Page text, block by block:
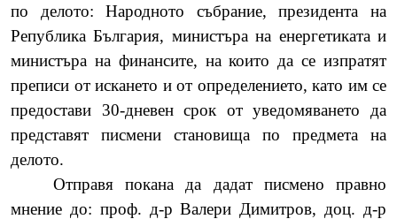
по делото: Народното събрание, президента на
Република България, министъра на енергетиката и
министъра на финансите, на които да се изпратят
преписи от искането и от определението, като им се
предостави 30-дневен срок от уведомяването да
представят писмени становища по предмета на
делото.
Отправя покана да дадат писмено правно
мнение до: проф. д-р Валери Димитров, доц. д-р